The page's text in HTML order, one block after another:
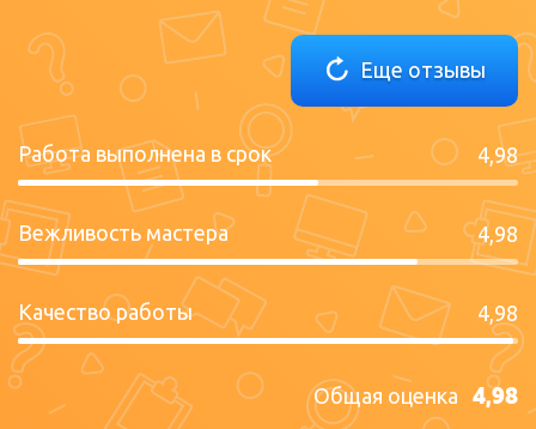
Еще отзывы
Работа выполнена в срок 4,98
Вежливость мастера 4,98
Качество работы 4,98
Общая оценка 4,98